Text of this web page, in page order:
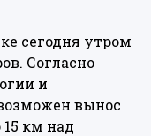
сегодня утром
Согласно
и
вынос
км над